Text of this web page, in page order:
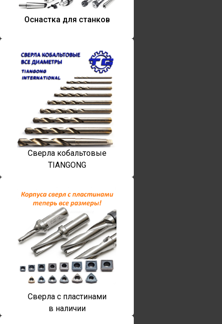
Оснастка для станков
Сверла кобальтовые
TIANGONG
Сверла с пластинами
в наличии